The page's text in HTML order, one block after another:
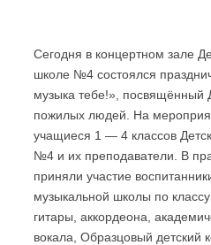
Сегодня в концертном зале
школе №4 состоялся
музыка тебе!»,
пожилых людей. На
учащиеся 1 — 4 классов
№4 и их преподаватели. В
приняли участие
музыкальной школы по
гитары, аккордеона,
вокала, Образцовый детский